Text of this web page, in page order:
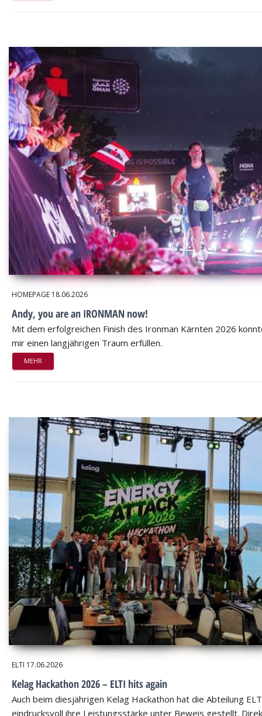
HOMEPAGE 18.06.2026
Andy, you are an IRONMAN now!
Mit dem erfolgreichen Finish des Ironman Kärnten 2026
mir einen langjährigen Traum erfüllen.
MEHR
ELTI 17.06.2026
Kelag Hackathon 2026 – ELTI hits again
Auch beim diesjährigen Kelag Hackathon hat die Abteilung
eindrucksvoll ihre Leistungsstärke unter Beweis gestellt.